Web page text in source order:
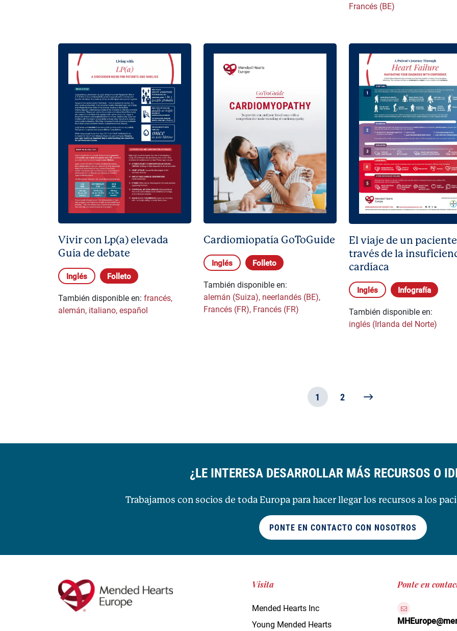
Francés (BE)
Vivir con Lp(a) elevada
Guía de debate
Inglés Folleto
También disponible en: francés,
alemán, italiano,español
Cardiomiopatía GoToGuide
Inglés Folleto
También disponible en:
alemán (Suiza), neerlandés (BE),
Francés (FR), Francés (FR)
El viaje de un
través de la
cardíaca
Inglés Infografía
También disponible en:
inglés (Irlanda del Norte)
1 2 Siguiente
¿LE INTERESA DESARROLLAR MÁS RECURSOS O
Trabajamos con socios de toda Europa para hacer llegar los recursos a los
PONTE EN CONTACTO CON NOSOTROS
Visita
Mended Hearts Inc
Young Mended Hearts
Ponte en